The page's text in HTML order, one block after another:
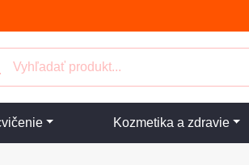
Kozmetika a zdravie